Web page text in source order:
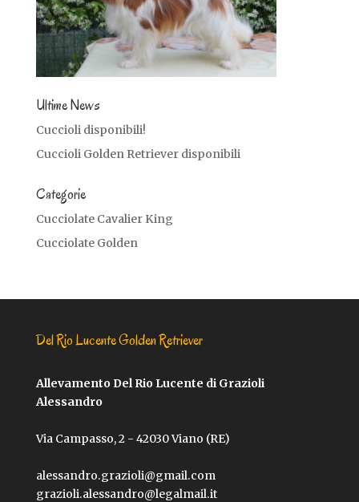
Ultime News
Cuccioli disponibili!
Cuccioli Golden Retriever disponibili
Categorie
Cucciolate Cavalier King
Cucciolate Golden
Del Rio Lucente Golden Retriever
Allevamento Del Rio Lucente di Grazioli
Alessandro
Via Campasso, 2 - 42030 Viano (RE)
alessandro.grazioli@gmail.com
grazioli.alessandro@legalmail.it